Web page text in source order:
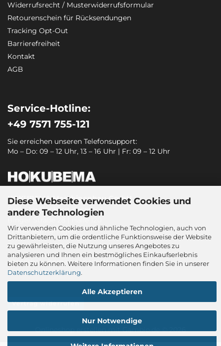
Diese Webseite verwendet Cookies und
andere Technologien
Wir verwenden Cookies und ähnliche Technologien, auch von
Drittanbietern, um die ordentliche Funktionsweise der Website
zu gewährleisten, die Nutzung unseres Angebotes zu
analysieren und Ihnen ein bestmögliches Einkaufserlebnis
bieten zu können. Weitere Informationen finden Sie in unserer
Datenschutzerklärung.
Alle Akzeptieren
Nur Notwendige
Widerrufsrecht / Musterwiderrufsformular
Retourenschein für Rücksendungen
Tracking Opt-Out
Barrierefreiheit
Kontakt
AGB
Service-Hotline:
+49 7571 755-121
Sie erreichen unseren Telefonsupport:
Mo – Do: 09 – 12 Uhr, 13 – 16 Uhr | Fr: 09 – 12 Uhr
HOKUBEMA Maschinenbau GmbH
Graf-Stauffenberg-Kaserne
Binger Straße 28 | Halle 120
72488 Sigmaringen
Tel.: +49 7571 755-0
sitec@hokubema-panhans.de
www.hokubema.com
Vertrag widerrufen
Onlineshop erstellenmit Gambio.de © 2026